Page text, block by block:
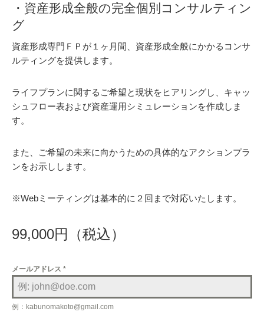
・資産形成全般の完全個別コンサルティン
グ
資産形成専門ＦＰが１ヶ月間、資産形成全般にかかるコンサ
ルティングを提供します。
ライフプランに関するご希望と現状をヒアリングし、キャッ
シュフロー表および資産運用シミュレーションを作成しま
す。
また、ご希望の未来に向かうための具体的なアクションプラ
ンをお示しします。
※Webミーティングは基本的に２回まで対応いたします。
99,000円（税込）
メールアドレス *
例：kabunomakoto@gmail.com